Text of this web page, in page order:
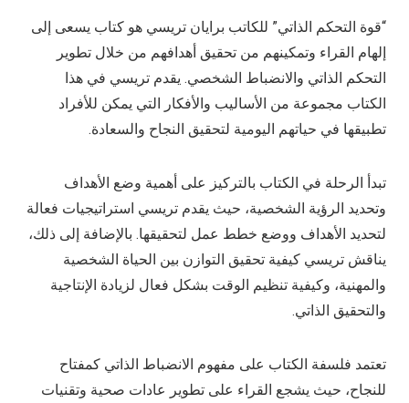
“قوة التحكم الذاتي” للكاتب برايان تريسي هو كتاب يسعى إلى
إلهام القراء وتمكينهم من تحقيق أهدافهم من خلال تطوير
التحكم الذاتي والانضباط الشخصي. يقدم تريسي في هذا
الكتاب مجموعة من الأساليب والأفكار التي يمكن للأفراد
تطبيقها في حياتهم اليومية لتحقيق النجاح والسعادة.
تبدأ الرحلة في الكتاب بالتركيز على أهمية وضع الأهداف
وتحديد الرؤية الشخصية، حيث يقدم تريسي استراتيجيات فعالة
لتحديد الأهداف ووضع خطط عمل لتحقيقها. بالإضافة إلى ذلك،
يناقش تريسي كيفية تحقيق التوازن بين الحياة الشخصية
والمهنية، وكيفية تنظيم الوقت بشكل فعال لزيادة الإنتاجية
والتحقيق الذاتي.
تعتمد فلسفة الكتاب على مفهوم الانضباط الذاتي كمفتاح
للنجاح، حيث يشجع القراء على تطوير عادات صحية وتقنيات